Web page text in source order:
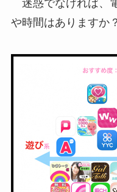
迷惑でなければ、
や時間はありますか